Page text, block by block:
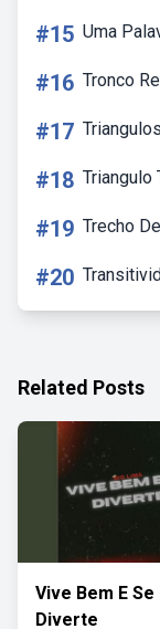
#15 Uma
#16 Tronco
#17
#18 Triangulo
#19 Trecho
#20
Related Posts
Vive Bem E Se
Diverte